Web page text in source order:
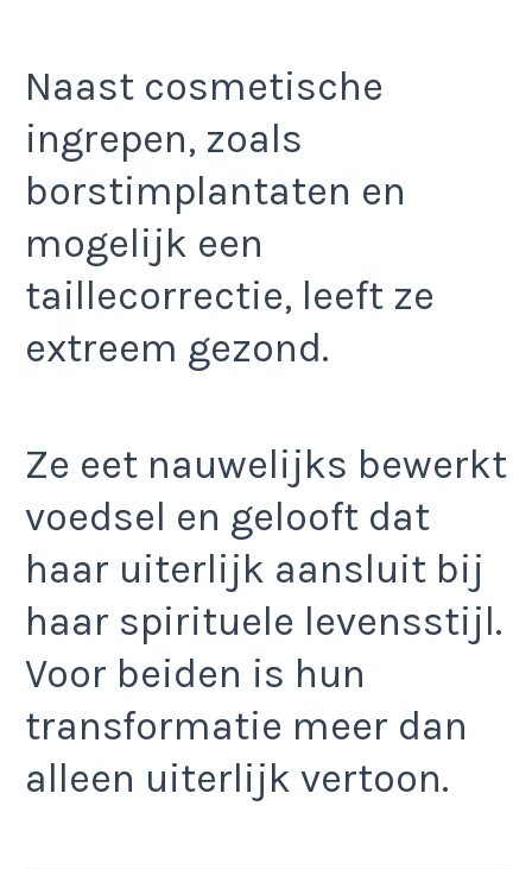
Naast cosmetische
ingrepen, zoals
borstimplantaten en
mogelijk een
taillecorrectie, leeft ze
extreem gezond.
Ze eet nauwelijks bewerkt
voedsel en gelooft dat
haar uiterlijk aansluit bij
haar spirituele levensstijl.
Voor beiden is hun
transformatie meer dan
alleen uiterlijk vertoon.